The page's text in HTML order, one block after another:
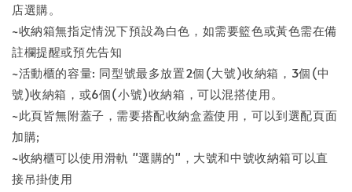
店選購。
~收納箱無指定情況下預設為白色，如需要籃色或黃色需在備
註欄提醒或預先告知
~活動櫃的容量: 同型號最多放置2個(大號)收納箱，3個(中
號)收納箱，或6個(小號)收納箱，可以混搭使用。
~此頁皆無附蓋子，需要搭配收納盒蓋使用，可以到選配頁面
加購;
~收納櫃可以使用滑軌 "選購的"，大號和中號收納箱可以直
接吊掛使用